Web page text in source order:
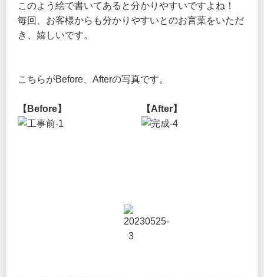
このよう絵で書いてあると分かりやすいですよね！
毎回、お客様からも分かりやすいとのお言葉をいただ
き、嬉しいです。
こちらがBefore、Afterの写真です。
【Before】 【After】